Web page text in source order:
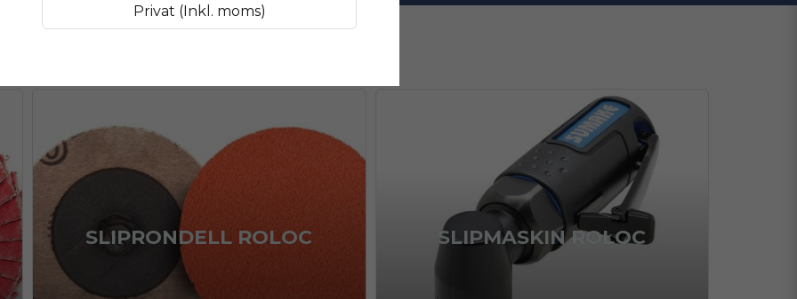
SLIPRONDELL ROLOC SLIPMASKIN ROLOC
Privat (Inkl. moms)